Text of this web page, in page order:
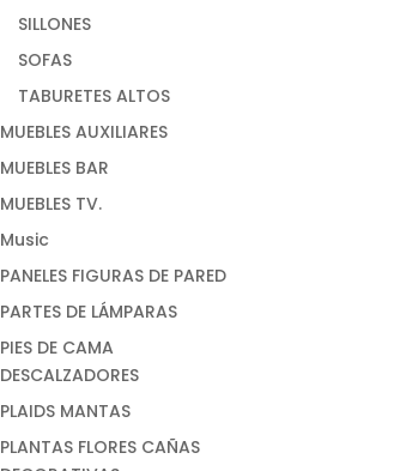
SILLONES
SOFAS
TABURETES ALTOS
MUEBLES AUXILIARES
MUEBLES BAR
MUEBLES TV.
Music
PANELES FIGURAS DE PARED
PARTES DE LÁMPARAS
PIES DE CAMA
DESCALZADORES
PLAIDS MANTAS
PLANTAS FLORES CAÑAS